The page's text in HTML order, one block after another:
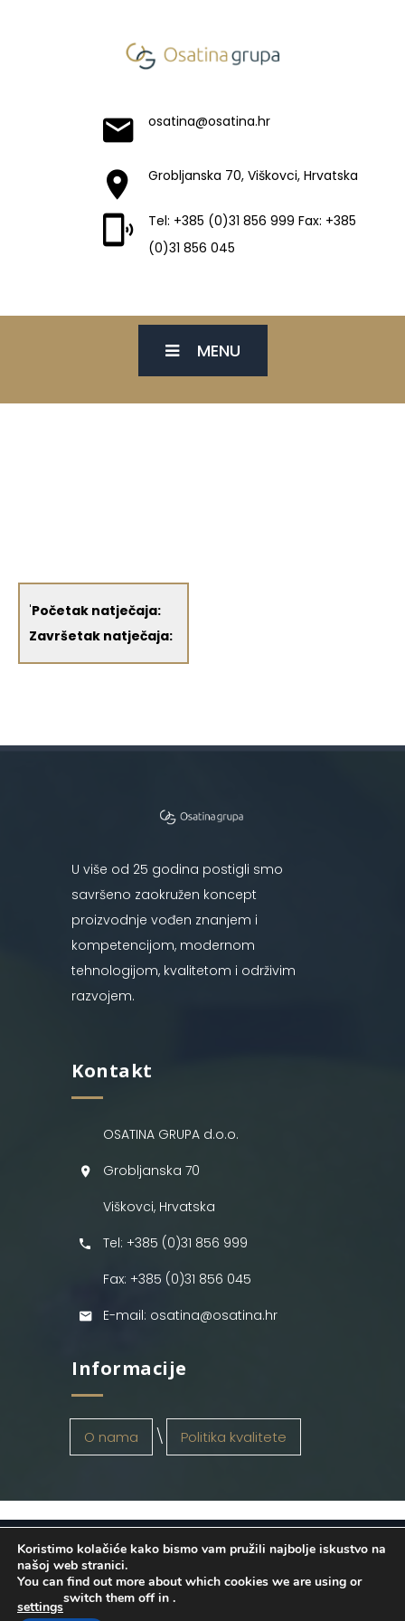
osatina@osatina.hr
Grobljanska 70, Viškovci, Hrvatska
Tel: +385 (0)31 856 999 Fax: +385
(0)31 856 045
MENU
'Početak natječaja:
Završetak natječaja:
U više od 25 godina postigli smo
savršeno zaokružen koncept
proizvodnje vođen znanjem i
kompetencijom, modernom
tehnologijom, kvalitetom i održivim
razvojem.
Kontakt
OSATINA GRUPA d.o.o.
Grobljanska 70
Viškovci, Hrvatska
Tel: +385 (0)31 856 999
Fax: +385 (0)31 856 045
E-mail: osatina@osatina.hr
Informacije
O nama Politika kvalitete
OSATINA GRUPA d.o.o. 2026
. Configured
byINFOS Osijek. Sva prava pridržana.
Koristimo kolačiće kako bismo vam pružili najbolje iskustvo na
našoj web stranici.
You can find out more about which cookies we are using or
switch them off in
settings
.